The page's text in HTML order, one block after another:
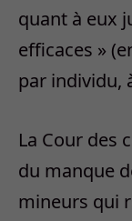
quant à eux
efficaces »
par individu,
La Cour des
du manque
mineurs qui